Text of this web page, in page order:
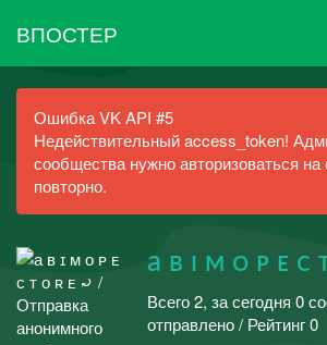
ВПОСТЕР
Ошибка VK API #5
Недействительный access_token!
сообщества нужно авторизоваться на
повторно.
а ʙ ɪ ᴍ ᴏ ᴘ ᴇ ᴄ
Всего 2, за сегодня 0
отправлено / Рейтинг 0